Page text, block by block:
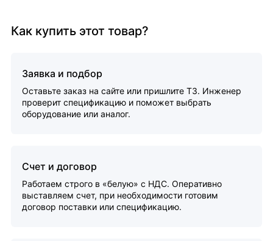
Как купить этот товар?
Заявка и подбор
Оставьте заказ на сайте или пришлите ТЗ. Инженер
проверит спецификацию и поможет выбрать
оборудование или аналог.
Счет и договор
Работаем строго в «белую» с НДС. Оперативно
выставляем счет, при необходимости готовим
договор поставки или спецификацию.